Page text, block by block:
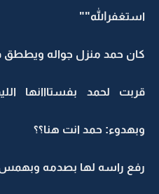
استغفرالله""
كان حمد منزل جواله
قربت لحمد بفستااانها
وبهدوء: حمد انت هنا؟؟
رفع راسه لها بصدمه